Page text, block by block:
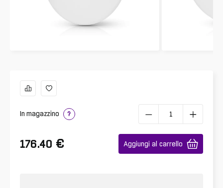
In magazzino ?
176.40 € Aggiungi al carrello